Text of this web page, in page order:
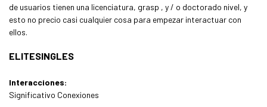
de usuarios tienen una licenciatura, grasp , y / o doctorado nivel, y
esto no precio casi cualquier cosa para empezar interactuar con
ellos.
ELITESINGLES
Interacciones:
Significativo Conexiones